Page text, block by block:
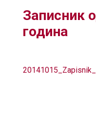
Записник
година